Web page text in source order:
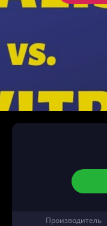
Производитель